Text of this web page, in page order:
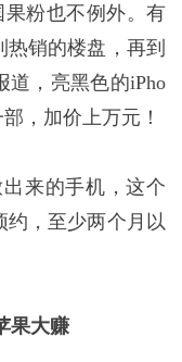
果粉也不例外。有
销的楼盘，再到
道，亮黑色的iPho
，加价上万元！
来的手机，这个
约，至少两个月以
果大赚